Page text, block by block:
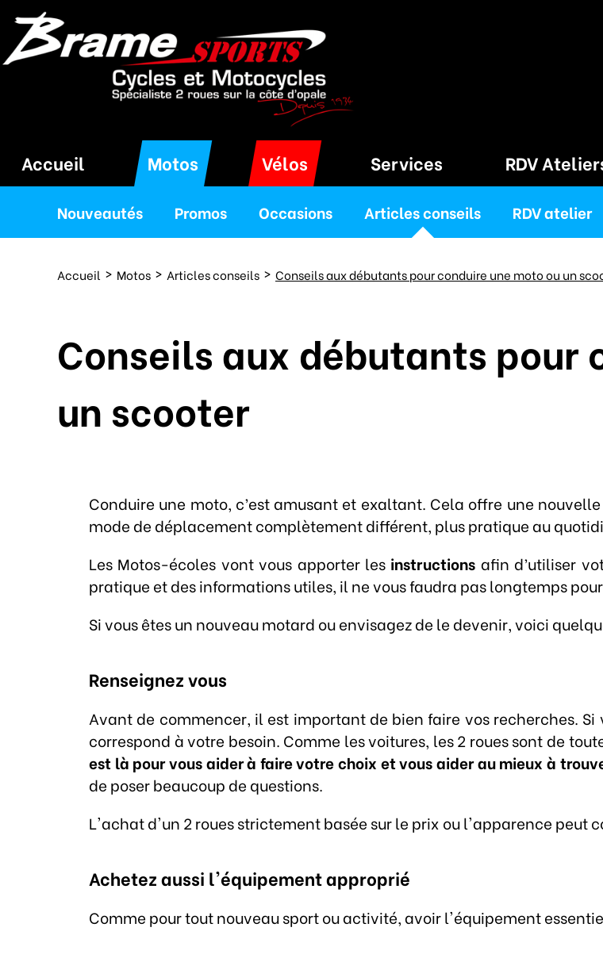
Accueil Motos Vélos Services RDV
Nouveautés Promos Occasions Articles conseils RDV atelier
Accueil Motos Articles conseils Conseils aux débutants pour conduire une moto ou un
Conseils aux débutants pour
un scooter
Conduire une moto, c’est amusant et exaltant. Cela offre une
mode de déplacement complètement différent, plus pratique au
Les Motos-écoles vont vous apporter les instructions afin d’utiliser
pratique et des informations utiles, il ne vous faudra pas longtemps
Si vous êtes un nouveau motard ou envisagez de le devenir, voici
Renseignez vous
Avant de commencer, il est important de bien faire vos recherches.
correspond à votre besoin. Comme les voitures, les 2 roues sont de
est là pour vous aider à faire votre choix et vous aider au mieux à
de poser beaucoup de questions.
L'achat d'un 2 roues strictement basée sur le prix ou l'apparence peut
Achetez aussi l'équipement approprié
Comme pour tout nouveau sport ou activité, avoir l'équipement